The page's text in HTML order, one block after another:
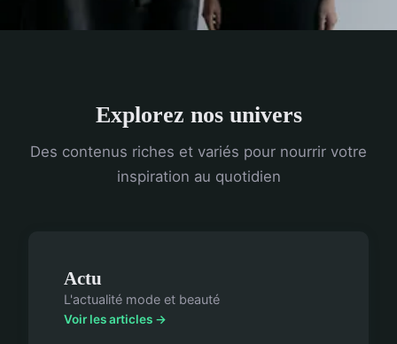
Explorez nos univers
Des contenus riches et variés pour nourrir votre
inspiration au quotidien
Actu
L'actualité mode et beauté
Voir les articles →